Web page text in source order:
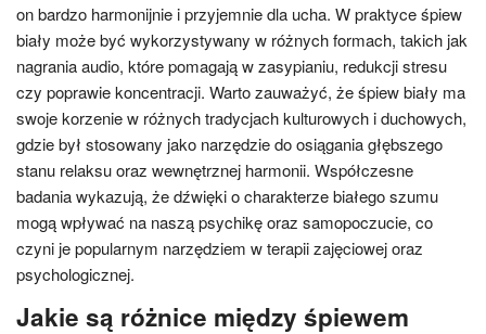
on bardzo harmonijnie i przyjemnie dla ucha. W praktyce śpiew
biały może być wykorzystywany w różnych formach, takich jak
nagrania audio, które pomagają w zasypianiu, redukcji stresu
czy poprawie koncentracji. Warto zauważyć, że śpiew biały ma
swoje korzenie w różnych tradycjach kulturowych i duchowych,
gdzie był stosowany jako narzędzie do osiągania głębszego
stanu relaksu oraz wewnętrznej harmonii. Współczesne
badania wykazują, że dźwięki o charakterze białego szumu
mogą wpływać na naszą psychikę oraz samopoczucie, co
czyni je popularnym narzędziem w terapii zajęciowej oraz
psychologicznej.
Jakie są różnice między śpiewem